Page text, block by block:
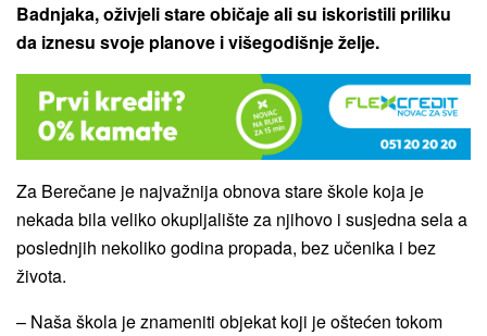
Badnjaka, oživjeli stare običaje ali su iskoristili priliku
da iznesu svoje planove i višegodišnje želje.
Za Berečane je najvažnija obnova stare škole koja je
nekada bila veliko okupljalište za njihovo i susjedna sela a
poslednjih nekoliko godina propada, bez učenika i bez
života.
– Naša škola je znameniti objekat koji je oštećen tokom